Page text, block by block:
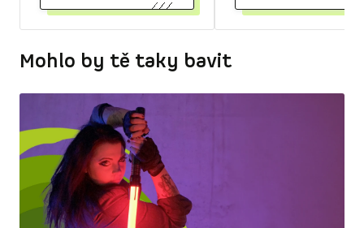
Mohlo by tě taky bavit